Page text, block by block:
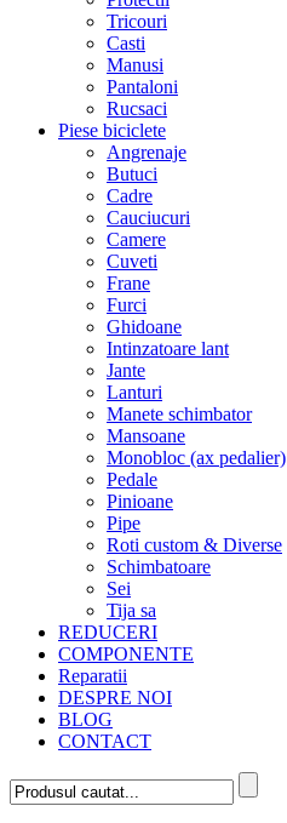
Tricouri
Casti
Manusi
Pantaloni
Rucsaci
Piese biciclete
Angrenaje
Butuci
Cadre
Cauciucuri
Camere
Cuveti
Frane
Furci
Ghidoane
Intinzatoare lant
Jante
Lanturi
Manete schimbator
Mansoane
Monobloc (ax pedalier)
Pedale
Pinioane
Pipe
Roti custom & Diverse
Schimbatoare
Sei
Tija sa
REDUCERI
COMPONENTE
Reparatii
DESPRE NOI
BLOG
CONTACT